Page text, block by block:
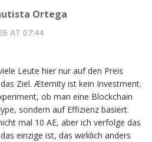
Ortega
AT 07:44
Leute hier nur auf den Preis
Ziel. Æternity ist kein Investment.
ob man eine Blockchain
sondern auf Effizienz basiert.
mal 10 AE, aber ich verfolge das
einzige ist, das wirklich anders